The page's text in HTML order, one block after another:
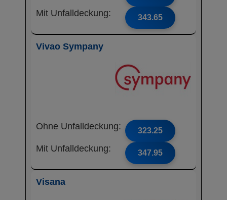
Mit Unfalldeckung: 343.65
Vivao Sympany
Ohne Unfalldeckung: 323.25
Mit Unfalldeckung: 347.95
Visana